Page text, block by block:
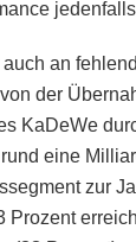
an
der
KaDeWe
eine
zur
Prozent